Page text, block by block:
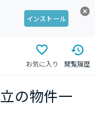
インストール
お気に入り 閲覧履歴
の物件一